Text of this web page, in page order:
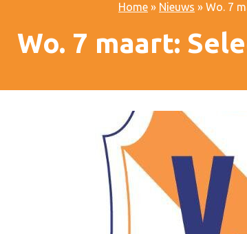
Home » Nieuws » Wo. 7
Wo. 7 maart: